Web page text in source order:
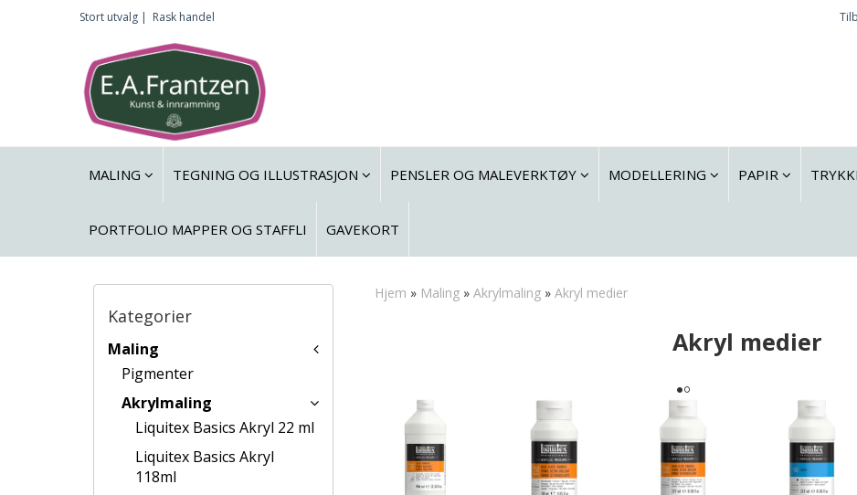
Stort utvalg | Rask handel
MALING TEGNING OG ILLUSTRASJON PENSLER OG MALEVERKTØY MODELLERING PAPIR
PORTFOLIO MAPPER OG STAFFLI GAVEKORT
Kategorier
Maling
Pigmenter
Akrylmaling
Liquitex Basics Akryl 22 ml
Liquitex Basics Akryl
118ml
Hjem » Maling» Akrylmaling» Akryl medier
Akryl medier